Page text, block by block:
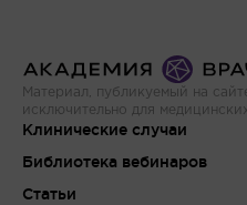
Материал, публикуемый на
исключительно для
Клинические случаи
Библиотека вебинаров
Статьи